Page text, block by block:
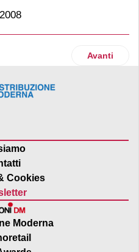
rafforza il proprio team di
Articolo
Avanti
Cookies
Moderna